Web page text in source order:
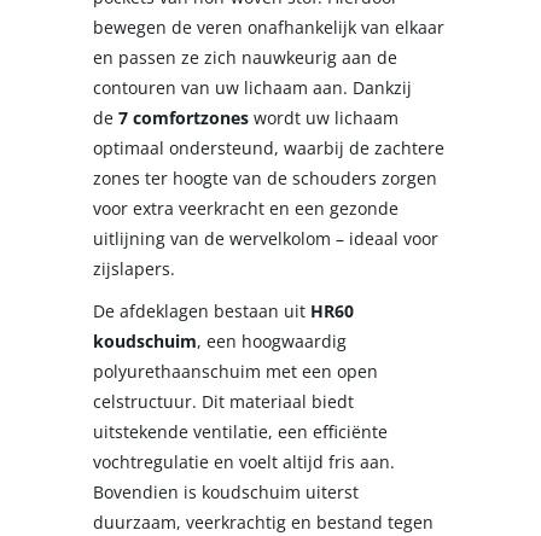
bewegen de veren onafhankelijk van elkaar
en passen ze zich nauwkeurig aan de
contouren van uw lichaam aan. Dankzij
de 7 comfortzoneswordt uw lichaam
optimaal ondersteund, waarbij de zachtere
zones ter hoogte van de schouders zorgen
voor extra veerkracht en een gezonde
uitlijning van de wervelkolom – ideaal voor
zijslapers.
De afdeklagen bestaan uit HR60
koudschuim, een hoogwaardig
polyurethaanschuim met een open
celstructuur. Dit materiaal biedt
uitstekende ventilatie, een efficiënte
vochtregulatie en voelt altijd fris aan.
Bovendien is koudschuim uiterst
duurzaam, veerkrachtig en bestand tegen